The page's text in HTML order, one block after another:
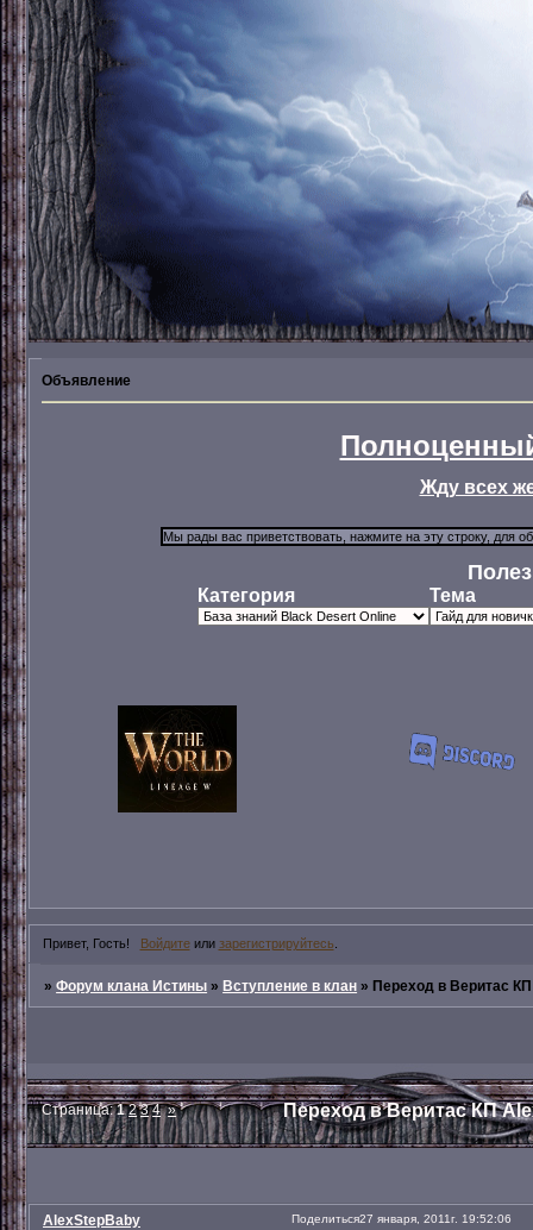
Объявление
Жду всех
Категория Тема
Привет, Гость! Войдитеили зарегистрируйтесь
»Форум клана Истины »Вступление в клан »Переход в Веритас
Переход в Веритас КП
Страница:1 2 3 4 »
Поделиться27 января, 2011г. 19:52:06
AlexStepBaby